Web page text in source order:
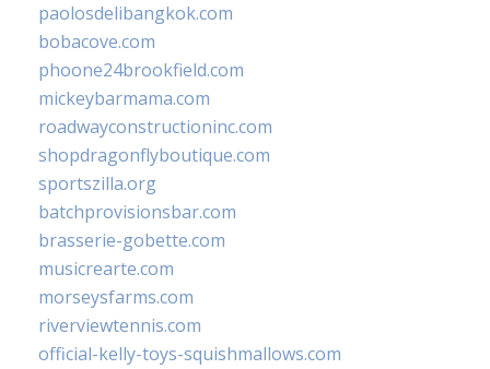
paolosdelibangkok.com
bobacove.com
phoone24brookfield.com
mickeybarmama.com
roadwayconstructioninc.com
shopdragonflyboutique.com
sportszilla.org
batchprovisionsbar.com
brasserie-gobette.com
musicrearte.com
morseysfarms.com
riverviewtennis.com
official-kelly-toys-squishmallows.com